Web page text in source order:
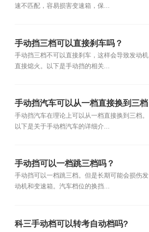
速不匹配，容易损害变速箱，保...
手动挡三档可以直接刹车吗？
手动挡三档不可以直接刹车，这样会导致发动机
直接熄火。以下是手动挡的相关...
手动挡汽车可以从一档直接换到三档
吗？
手动挡汽车在理论上可以从一档直接换到三档。
以下是关于手动档汽车的详细介...
手动挡可以一档跳三档吗？
手动挡可以一档跳三档。但是长期可能会损伤发
动机和变速箱。汽车档位的换挡...
科三手动档可以转考自动档吗?